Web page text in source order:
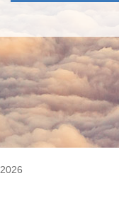
2026